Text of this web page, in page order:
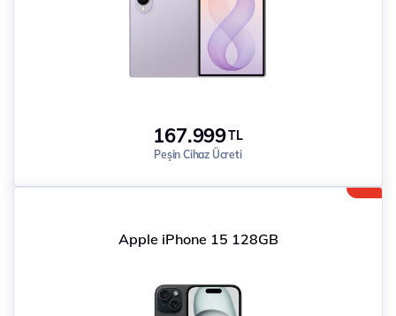
167.999TL
Peşin Cihaz Ücreti
Apple iPhone 15 128GB